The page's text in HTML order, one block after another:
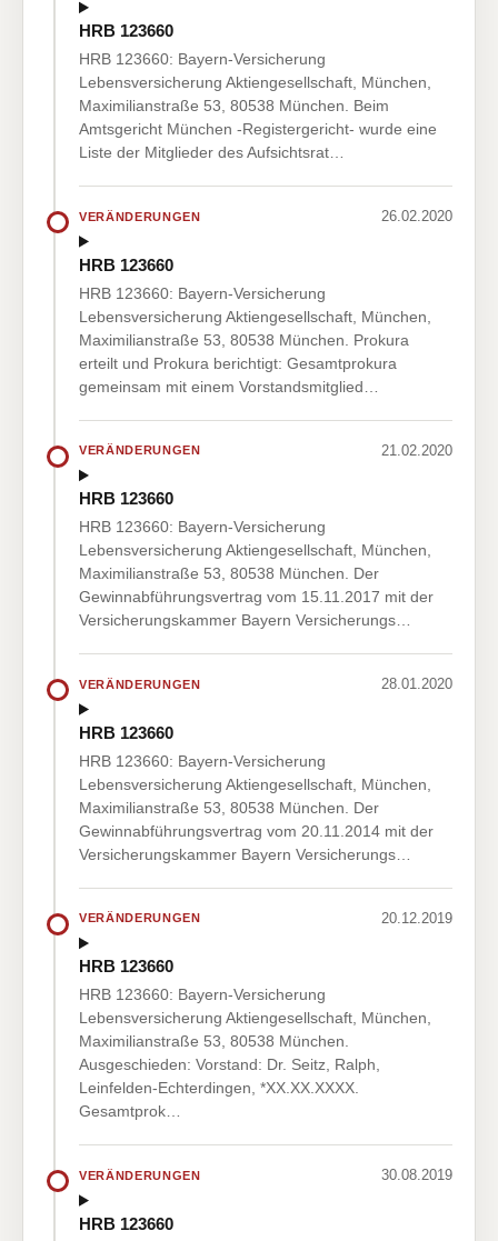
HRB 123660
HRB 123660: Bayern-Versicherung
Lebensversicherung Aktiengesellschaft, München,
Maximilianstraße 53, 80538 München. Beim
Amtsgericht München -Registergericht- wurde eine
Liste der Mitglieder des Aufsichtsrat…
VERÄNDERUNGEN 26.02.2020
HRB 123660
HRB 123660: Bayern-Versicherung
Lebensversicherung Aktiengesellschaft, München,
Maximilianstraße 53, 80538 München. Prokura
erteilt und Prokura berichtigt: Gesamtprokura
gemeinsam mit einem Vorstandsmitglied…
VERÄNDERUNGEN 21.02.2020
HRB 123660
HRB 123660: Bayern-Versicherung
Lebensversicherung Aktiengesellschaft, München,
Maximilianstraße 53, 80538 München. Der
Gewinnabführungsvertrag vom 15.11.2017 mit der
Versicherungskammer Bayern Versicherungs…
VERÄNDERUNGEN 28.01.2020
HRB 123660
HRB 123660: Bayern-Versicherung
Lebensversicherung Aktiengesellschaft, München,
Maximilianstraße 53, 80538 München. Der
Gewinnabführungsvertrag vom 20.11.2014 mit der
Versicherungskammer Bayern Versicherungs…
VERÄNDERUNGEN 20.12.2019
HRB 123660
HRB 123660: Bayern-Versicherung
Lebensversicherung Aktiengesellschaft, München,
Maximilianstraße 53, 80538 München.
Ausgeschieden: Vorstand: Dr. Seitz, Ralph,
Leinfelden-Echterdingen, *XX.XX.XXXX.
Gesamtprok…
VERÄNDERUNGEN 30.08.2019
HRB 123660